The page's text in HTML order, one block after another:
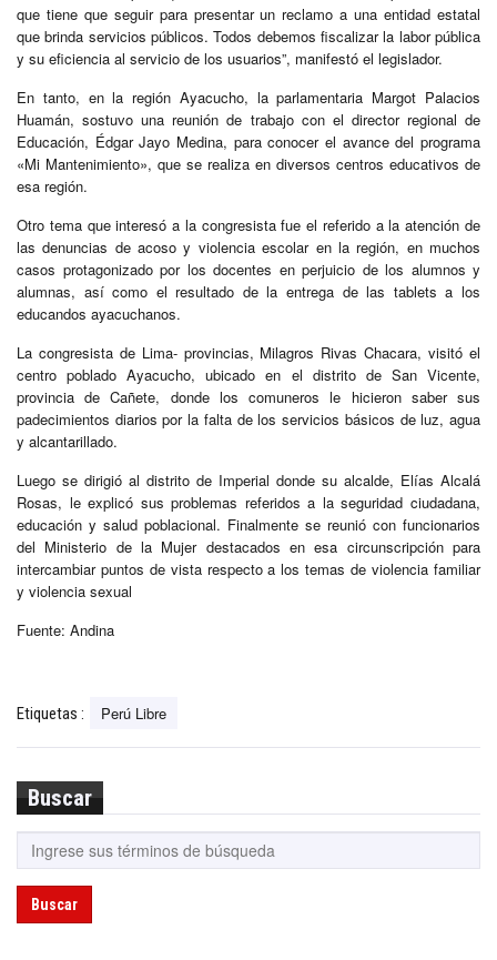
que tiene que seguir para presentar un reclamo a una entidad estatal
que brinda servicios públicos. Todos debemos fiscalizar la labor pública
y su eficiencia al servicio de los usuarios”, manifestó el legislador.
En tanto, en la región Ayacucho, la parlamentaria Margot Palacios
Huamán, sostuvo una reunión de trabajo con el director regional de
Educación, Édgar Jayo Medina, para conocer el avance del programa
«Mi Mantenimiento», que se realiza en diversos centros educativos de
esa región.
Otro tema que interesó a la congresista fue el referido a la atención de
las denuncias de acoso y violencia escolar en la región, en muchos
casos protagonizado por los docentes en perjuicio de los alumnos y
alumnas, así como el resultado de la entrega de las tablets a los
educandos ayacuchanos.
La congresista de Lima- provincias, Milagros Rivas Chacara, visitó el
centro poblado Ayacucho, ubicado en el distrito de San Vicente,
provincia de Cañete, donde los comuneros le hicieron saber sus
padecimientos diarios por la falta de los servicios básicos de luz, agua
y alcantarillado.
Luego se dirigió al distrito de Imperial donde su alcalde, Elías Alcalá
Rosas, le explicó sus problemas referidos a la seguridad ciudadana,
educación y salud poblacional. Finalmente se reunió con funcionarios
del Ministerio de la Mujer destacados en esa circunscripción para
intercambiar puntos de vista respecto a los temas de violencia familiar
y violencia sexual
Fuente: Andina
Etiquetas : Perú Libre
Buscar
Buscar